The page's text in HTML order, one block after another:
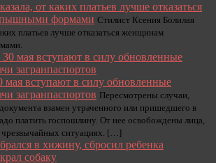
от каких платьев лучше отказаться
формами Стилист Ксения Болилая
платьев лучше отказаться женщинам
мая вступают в силу обновленные
загранпаспортов Пересмотрены случаи,
документа взамен утраченного или пришедшего в
платить госпошлину. От нее освобождены лица,
чрезвычайных ситуациях. […]